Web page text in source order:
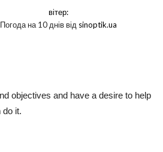
вітер:
Погода на 10 днів від sinoptik.ua
objectives and have a desire to help
do it.